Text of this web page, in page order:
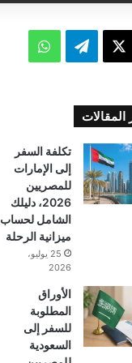
تيلقرامواتساب
المقالات
تكلفة السفر
إلى الإمارات
للمصريين
2026، دليلك
الشامل لحساب
ميزانية الرحلة
25 يوليو،
2026
الأوراق
المطلوبة
للسفر إلى
السعودية